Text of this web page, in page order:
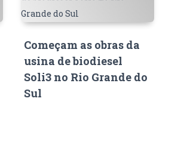
Começam as obras da
usina de biodiesel
Soli3 no Rio Grande do
Sul